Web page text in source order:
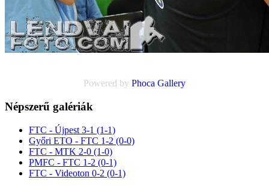
Powered by Phoca Gallery
Népszerű galériák
FTC - Újpest 3-1 (1-1)
Győri ETO - FTC 1-2 (0-0)
FTC - MTK 2-0 (1-0)
PMFC - FTC 1-2 (0-1)
FTC - Videoton 0-2 (0-1)